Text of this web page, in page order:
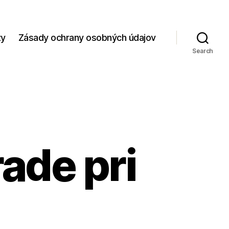
Zásady ochrany osobných údajov
Search
pri